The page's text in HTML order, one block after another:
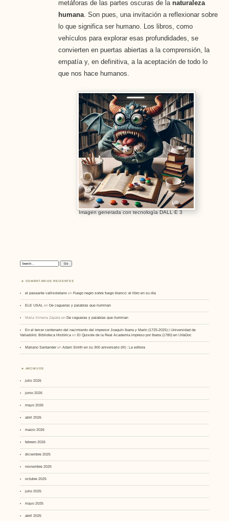
metáforas de las partes oscuras de la naturaleza
humana. Son pues, una invitación a reflexionar sobre
lo que significa ser humano. Los libros, como
vehículos para explorar esas profundidades, se
convierten en puertas abiertas a la comprensión, la
empatía y, en definitiva, a la aceptación de todo lo
que nos hace humanos.
Imagen generada con tecnología DALL·E 3
Search:
COMENTARIOS RECIENTES
el paseante vallisoletano enFuego negro sobre fuego blanco: el libro en su día
ELE USAL enDe cegueras y palabras que iluminan
Maria Ximena Zapata enDe cegueras y palabras que iluminan
En el tercer centenario del nacimiento del impresor Joaquín Ibarra y Marín (1725-2025) | Universidad de
Valladolid. Biblioteca Histórica enEl Quixote de la Real Academia impreso por Ibarra (1780) en UVaDoc
Mariano SantanderenAdam Smith en su 300 aniversario (III) : La editora
ARCHIVOS
julio 2026
junio 2026
mayo 2026
abril 2026
marzo 2026
febrero 2026
diciembre 2025
noviembre 2025
octubre 2025
julio 2025
mayo 2025
abril 2025